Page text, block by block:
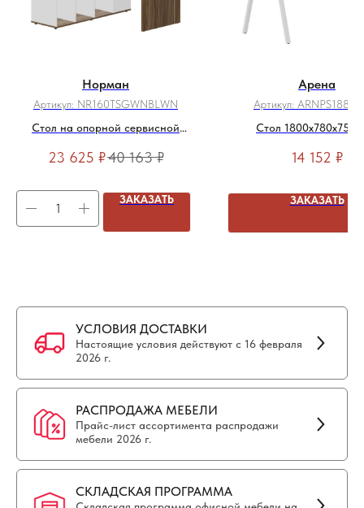
Норман
Артикул: NR160TSGWNBLWN
Стол на опорной сервисной
160(+0/15/30)х180х73.5см
23 625 ₽40 163 ₽
ЗАКАЗАТЬ
Арена
Артикул:
Стол
14 152 ₽
ЗАКАЗАТЬ
УСЛОВИЯ ДОСТАВКИ
Настоящие условия действуют с 16 февраля
2026 г.
РАСПРОДАЖА МЕБЕЛИ
Прайс-лист ассортимента распродажи
мебели 2026 г.
СКЛАДСКАЯ ПРОГРАММА